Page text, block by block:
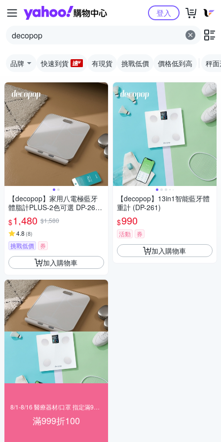
Yahoo購物中心登入
品牌 快速到貨 有現貨 挑戰低價 價格低到高 秤
【decopop】家用八電極藍牙
體脂計PLUS-2色可選 DP-263
(體重機 體脂機 體脂肪 APP監
測 51項數據)
$1,480 $1,580
4.8 (8)
挑戰低價 券
加入購物車
滿999折100
【decopop】13in1智能藍牙體
重計 (DP-261)
$990
活動 券
加入購物車